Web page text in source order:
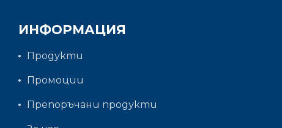
ИНФОРМАЦИЯ
Продукти
Промоции
Препоръчани продукти